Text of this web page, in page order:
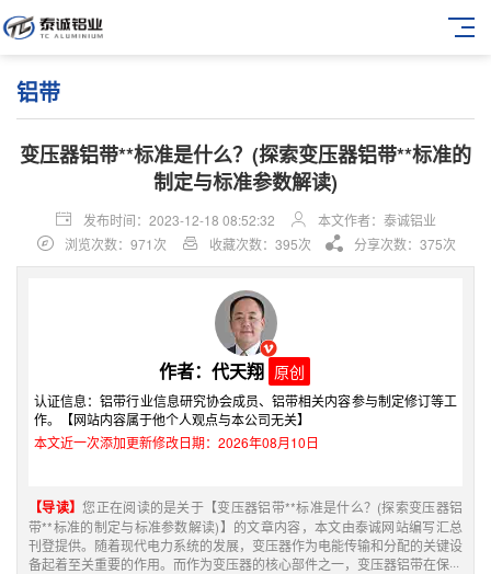
铝带
变压器铝带**标准是什么？(探索变压器铝带**标准的
制定与标准参数解读)
发布时间：2023-12-18 08:52:32
本文作者：泰诚铝业
浏览次数：971次
收藏次数：395次 分享次数：375次
作者：代天翔 原创
认证信息：铝带行业信息研究协会成员、铝带相关内容参与制定修订等工
作。【网站内容属于他个人观点与本公司无关】
本文近一次添加更新修改日期：2026年08月10日
【导读】您正在阅读的是关于【变压器铝带**标准是什么？(探索变压器铝
带**标准的制定与标准参数解读)】的文章内容，本文由泰诚网站编写汇总
刊登提供。随着现代电力系统的发展，变压器作为电能传输和分配的关键设
备起着至关重要的作用。而作为变压器的核心部件之一，变压器铝带在保···